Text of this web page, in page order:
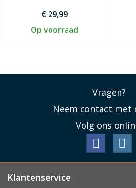
€ 29,99
Op voorraad
Vragen?
Neem contact met
Volg ons
Klantenservice